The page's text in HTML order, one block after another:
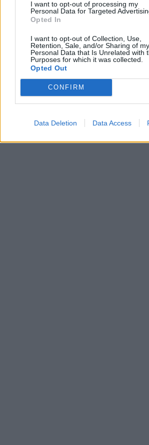
I want to opt-out of processing my
Personal Data for Targeted
Opted In
I want to opt-out of Collection, Use,
Retention, Sale, and/or Sharing of my
Personal Data that Is Unrelated with
Purposes for which it was collected.
Opted Out
CONFIRM
Data Deletion Data Access